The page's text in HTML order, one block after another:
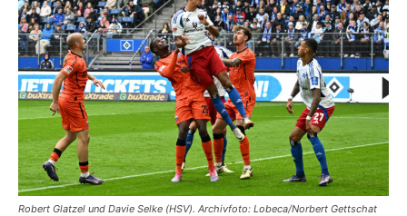
Robert Glatzel und Davie Selke (HSV). Archivfoto: Lobeca/Norbert Gettschat